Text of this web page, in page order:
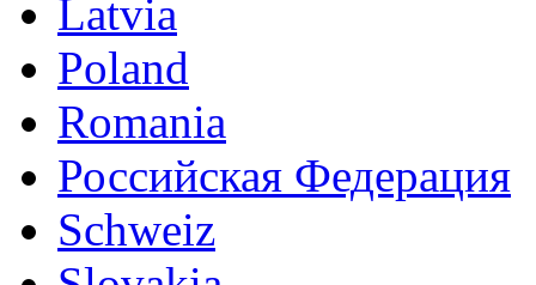
Latvia
Poland
Romania
Российская Федерация
Schweiz